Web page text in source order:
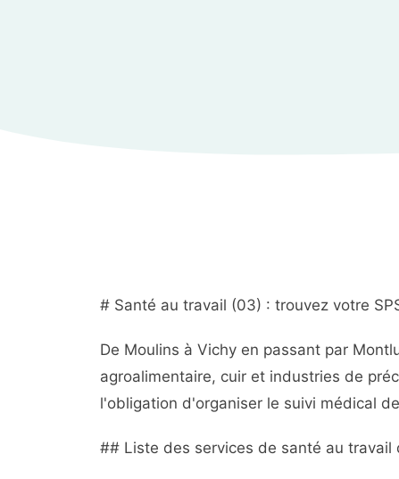
# Santé au travail (03) : trouvez votre
De Moulins à Vichy en passant par
agroalimentaire, cuir et industries de
l'obligation d'organiser le suivi médical
## Liste des services de santé au travail